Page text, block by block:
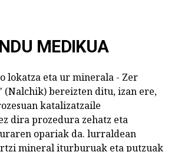
MEDIKUA
lokatza eta ur minerala - Zer
(Nalchik) bereizten ditu, izan ere,
katalizatzaile
dira prozedura zehatz eta
opariak da. lurraldean
mineral iturburuak eta putzuak